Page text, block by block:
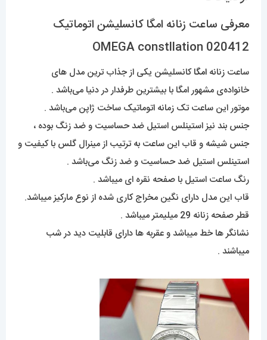
معرفی ساعت زنانه امگا کانسلیشن اتوماتیک
OMEGA constllation 020412
ساعت زنانه امگاکانسلیشن یکی از جذاب ترین مدل های
خانواده‌ی مشهور امگا با بیشترین طرفدار در دنیا می‌باشد .
موتور این ساعت تک زمانه اتوماتیک ساخت ژاپن می‌باشد .
جنس بند نیز استینلس استیل ضد حساسیت و ضد زنگ بوده ،
جنس شیشه و قاب این ساعت به ترتیب از مینرال گلس با کیفیت و
استینلس استیل ضد حساسیت و ضد زنگ می‌باشد .
رنگ ساعت استیل با صفحه نقره ای میباشد .
قاب این مدل دارای نگین مخراج کاری شده از نوع مارکیز میباشد.
قطر صفحه زنانه 29 میلیمتر میباشد .
نشانگر ها خط میباشد و عقربه ها دارای قابلیت دید در شب
میباشند .